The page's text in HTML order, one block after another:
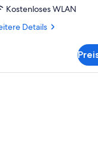
Kostenloses WLAN
Details